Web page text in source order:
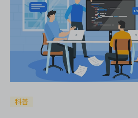
ONES Project
ONES Wiki
ONES Desk
科普